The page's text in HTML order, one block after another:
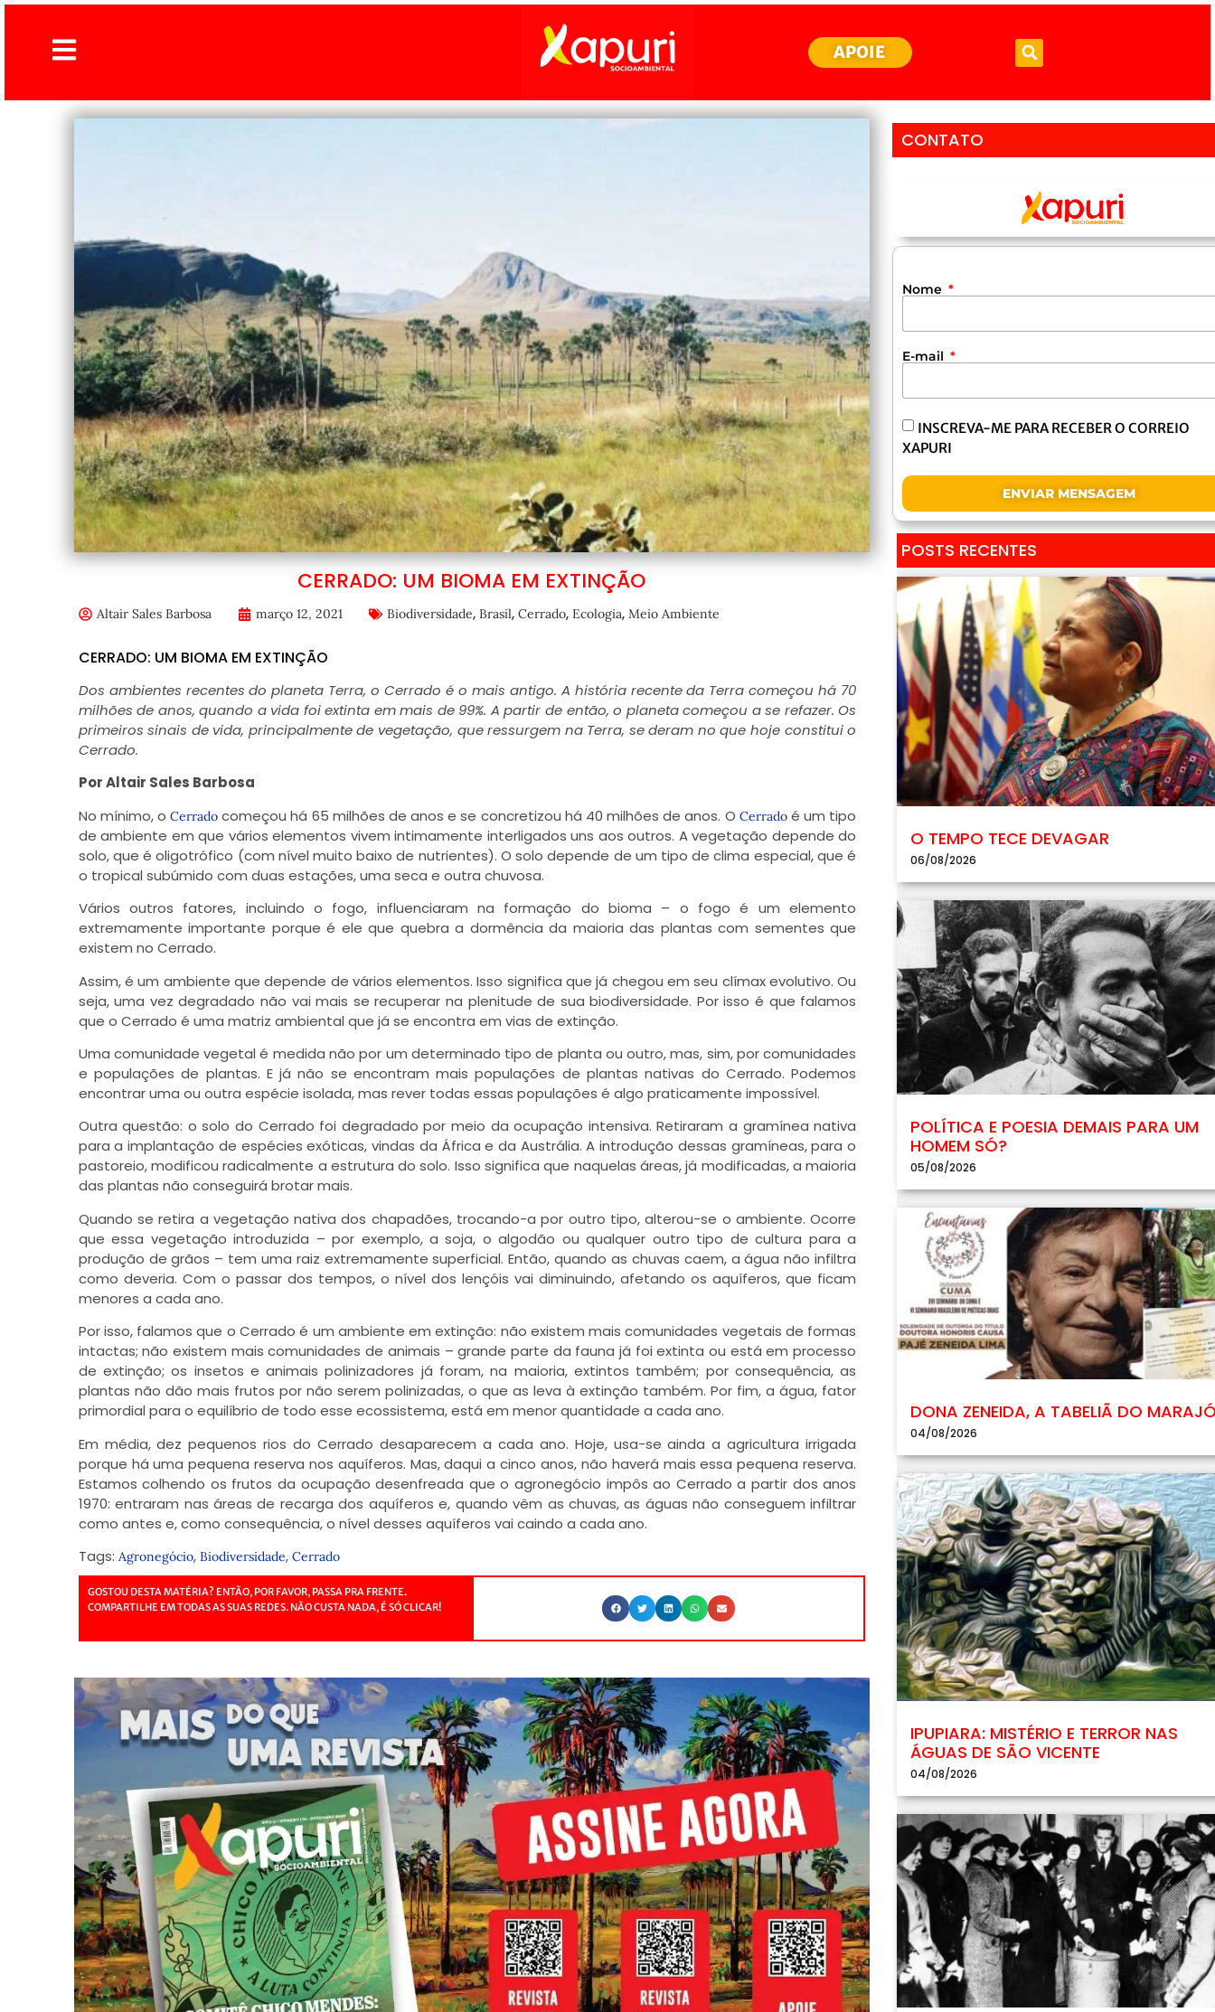
APOIE
CERRADO: UM BIOMA EM EXTINÇÃO
Altair Sales Barbosa março 12, 2021 Biodiversidade, Brasil, Cerrado, Ecologia, Meio Ambiente
CERRADO: UM BIOMA EM EXTINÇÃO
Dos ambientes recentes do planeta Terra, o Cerrado é o mais antigo. A história recente da Terra começou há 70
milhões de anos, quando a vida foi extinta em mais de 99%. A partir de então, o planeta começou a se refazer. Os
primeiros sinais de vida, principalmente de vegetação, que ressurgem na Terra, se deram no que hoje constitui o
Cerrado.
Por Altair Sales Barbosa
No mínimo, oCerrado começou há 65 milhões de anos e se concretizou há 40 milhões de anos. O Cerradoé um tipo
de ambiente em que vários elementos vivem intimamente interligados uns aos outros. A vegetação depende do
solo, que é oligotrófico (com nível muito baixo de nutrientes). O solo depende de um tipo de clima especial, que é
o tropical subúmido com duas estações, uma seca e outra chuvosa.
Vários outros fatores, incluindo o fogo, influenciaram na formação do bioma – o fogo é um elemento
extremamente importante porque é ele que quebra a dormência da maioria das plantas com sementes que
existem no Cerrado.
Assim, é um ambiente que depende de vários elementos. Isso significa que já chegou em seu clímax evolutivo. Ou
seja, uma vez degradado não vai mais se recuperar na plenitude de sua biodiversidade. Por isso é que falamos
que o Cerrado é uma matriz ambiental que já se encontra em vias de extinção.
Uma comunidade vegetal é medida não por um determinado tipo de planta ou outro, mas, sim, por comunidades
e populações de plantas. E já não se encontram mais populações de plantas nativas do Cerrado. Podemos
encontrar uma ou outra espécie isolada, mas rever todas essas populações é algo praticamente impossível.
Outra questão: o solo do Cerrado foi degradado por meio da ocupação intensiva. Retiraram a gramínea nativa
para a implantação de espécies exóticas, vindas da África e da Austrália. A introdução dessas gramíneas, para o
pastoreio, modificou radicalmente a estrutura do solo. Isso significa que naquelas áreas, já modificadas, a maioria
das plantas não conseguirá brotar mais.
Quando se retira a vegetação nativa dos chapadões, trocando-a por outro tipo, alterou-se o ambiente. Ocorre
que essa vegetação introduzida – por exemplo, a soja, o algodão ou qualquer outro tipo de cultura para a
produção de grãos – tem uma raiz extremamente superficial. Então, quando as chuvas caem, a água não infiltra
como deveria. Com o passar dos tempos, o nível dos lençóis vai diminuindo, afetando os aquíferos, que ficam
menores a cada ano.
Por isso, falamos que o Cerrado é um ambiente em extinção: não existem mais comunidades vegetais de formas
intactas; não existem mais comunidades de animais – grande parte da fauna já foi extinta ou está em processo
de extinção; os insetos e animais polinizadores já foram, na maioria, extintos também; por consequência, as
plantas não dão mais frutos por não serem polinizadas, o que as leva à extinção também. Por fim, a água, fator
primordial para o equilíbrio de todo esse ecossistema, está em menor quantidade a cada ano.
Em média, dez pequenos rios do Cerrado desaparecem a cada ano. Hoje, usa-se ainda a agricultura irrigada
porque há uma pequena reserva nos aquíferos. Mas, daqui a cinco anos, não haverá mais essa pequena reserva.
Estamos colhendo os frutos da ocupação desenfreada que o agronegócio impôs ao Cerrado a partir dos anos
1970: entraram nas áreas de recarga dos aquíferos e, quando vêm as chuvas, as águas não conseguem infiltrar
como antes e, como consequência, o nível desses aquíferos vai caindo a cada ano.
Tags: Agronegócio, Biodiversidade, Cerrado
GOSTOU DESTA MATÉRIA? ENTÃO, POR FAVOR, PASSA PRA FRENTE.
COMPARTILHE EM TODAS AS SUAS REDES. NÃO CUSTA NADA, É SÓ CLICAR!
CONTATO
Nome
E-mail
INSCREVA-ME PARA RECEBER O CORREIO
XAPURI
ENVIAR MENSAGEM
POSTS RECENTES
O TEMPO TECE DEVAGAR
06/08/2026
POLÍTICA E POESIA DEMAIS PARA UM
HOMEM SÓ?
05/08/2026
DONA ZENEIDA, A TABELIÃ DO
04/08/2026
IPUPIARA: MISTÉRIO E TERROR NAS
ÁGUAS DE SÃO VICENTE
04/08/2026